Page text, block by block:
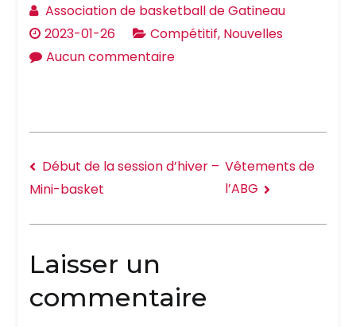
Association de basketball de Gatineau
2023-01-26
Compétitif, Nouvelles
Aucun commentaire
Début de la session d’hiver –
Mini-basket
Vêtements de
l’ABG
Laisser un
commentaire